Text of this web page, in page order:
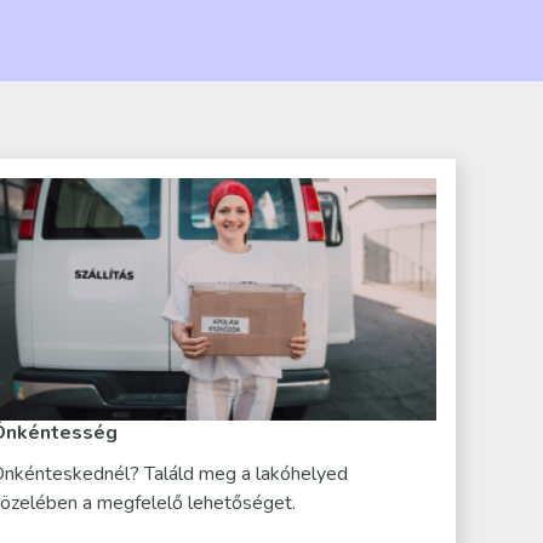
Találd meg a lakóhelyed
a megfelelő lehetőséget.